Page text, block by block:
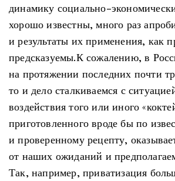
динамику социально-
хорошо известны, много раз
и результаты их применения, как
предсказуемы.К сожалению, в
на протяжении последних почти
то и дело сталкиваемся с
воздействия того или иного
приготовленного вроде бы по
и проверенному рецепту,
от наших ожиданий и
Так, например, приватизация